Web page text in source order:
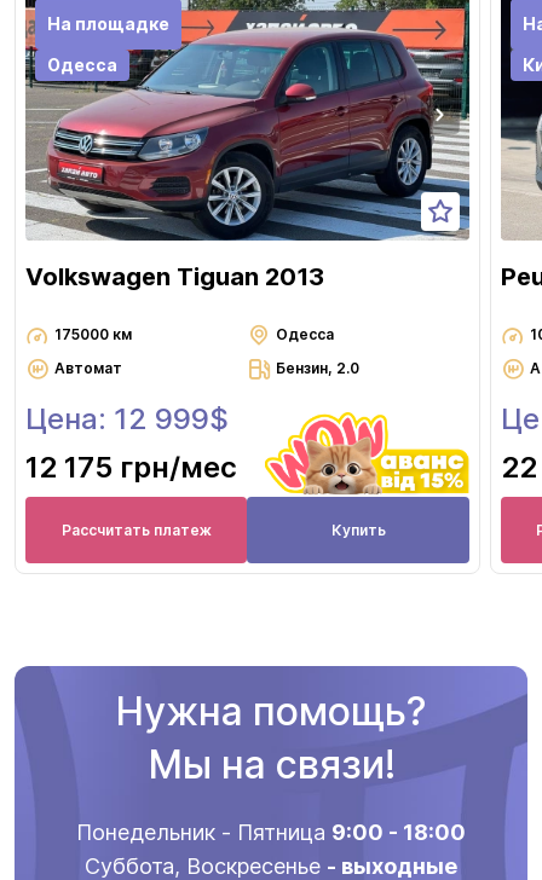
На площадке
Одесса
Volkswagen Tiguan 2013
175000 км
Одесса
Автомат
Бензин, 2.0
Цена: 12 999$
12 175 грн/мес
Рассчитать платеж Купить
Нужна помощь?
Мы на связи!
Понедельник - Пятница 9:00 - 18:00
Суббота, Воскресенье - выходные